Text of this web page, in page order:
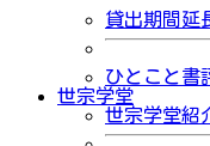
貸出期間延
ひとこと書
世宗学堂
世宗学堂紹